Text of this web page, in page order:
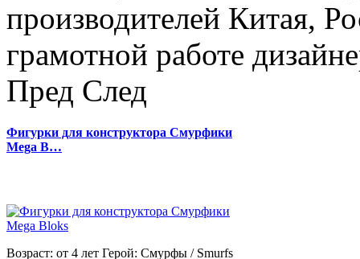
производителей Китая,
грамотной работе
Пред След
Фигурки для конструктора Смурфики
Mega B…
Возраст: от 4 лет Герой: Смурфы / Smurfs